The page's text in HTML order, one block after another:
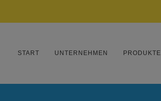
START UNTERNEHMEN PRODUKTE